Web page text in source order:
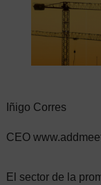
Iñigo Corres
CEO
El sector de la